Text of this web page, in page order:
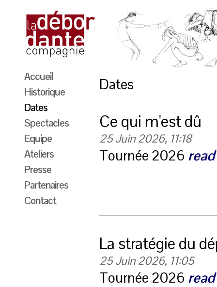
Accueil
Historique
Dates
Spectacles
Equipe
Ateliers
Presse
Partenaires
Contact
Dates
Ce qui m'est dû
25 Juin 2026, 11:18
Tournée 2026
La stratégie du
25 Juin 2026, 11:05
Tournée 2026